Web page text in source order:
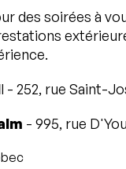
des soirées à
l - 252, rue Saint-
- 995, rue